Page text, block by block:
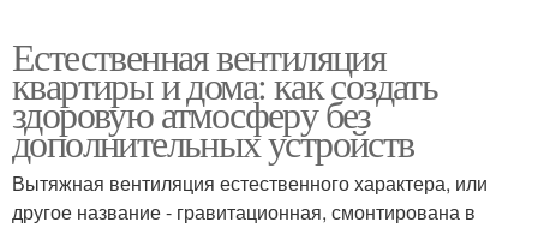
Естественная вентиляция
квартиры и дома: как создать
здоровую атмосферу без
дополнительных устройств
Вытяжная вентиляция естественного характера, или
другое название - гравитационная, смонтирована в